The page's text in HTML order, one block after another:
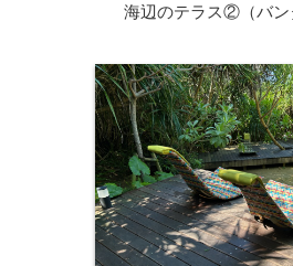
海辺のテラス②（バン